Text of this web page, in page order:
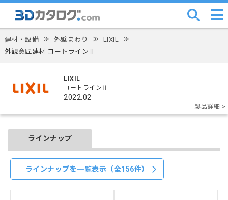
建材・設備 ≫ 外壁まわり ≫ LIXIL ≫
外観意匠建材 コートラインⅡ
LIXIL
コートラインⅡ
2022.02
製品詳細 >
ラインナップ
ラインナップを一覧表示（全156件）